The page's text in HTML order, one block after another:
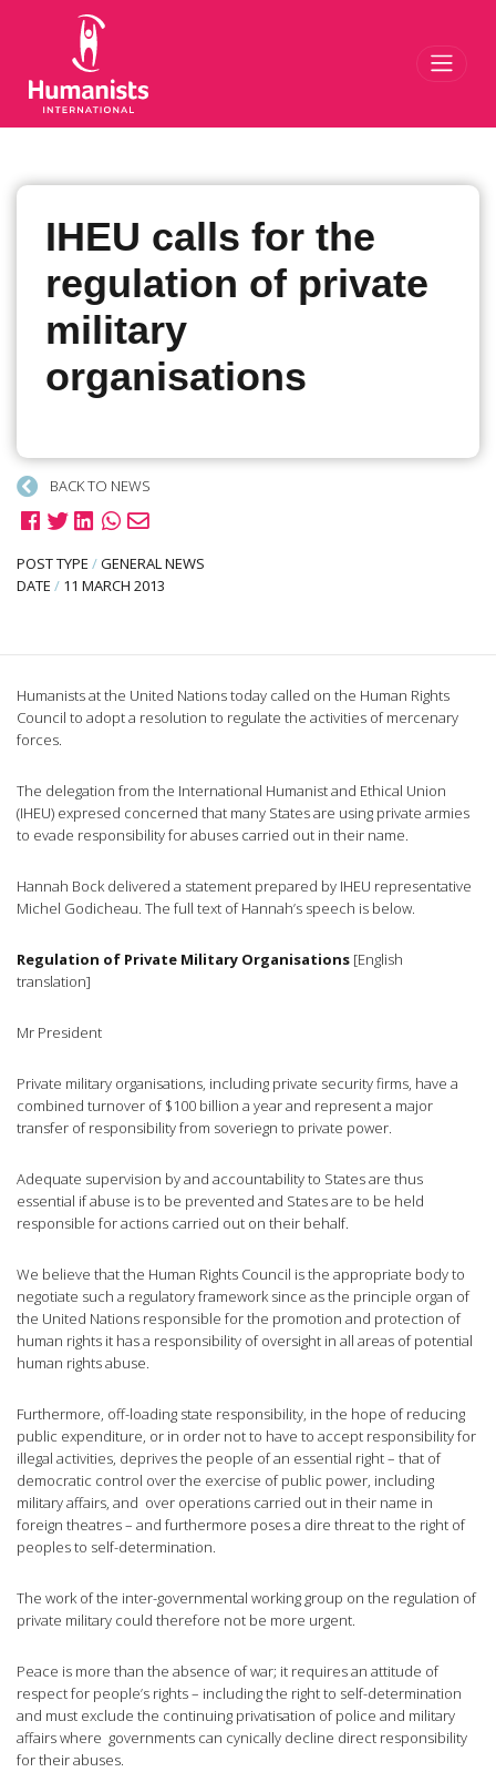
IHEU calls for the
regulation of private
military
organisations
BACK TO NEWS
POST TYPE /GENERAL NEWS
DATE / 11 MARCH 2013
Humanists at the United Nations today called on the Human Rights
Council to adopt a resolution to regulate the activities of mercenary
forces.
The delegation from the International Humanist and Ethical Union
(IHEU) expresed concerned that many States are using private armies
to evade responsibility for abuses carried out in their name.
Hannah Bock delivered a statement prepared by IHEU representative
Michel Godicheau. The full text of Hannah’s speech is below.
Regulation of Private Military Organisations [English
translation]
Mr President
Private military organisations, including private security firms, have a
combined turnover of $100 billion a year and represent a major
transfer of responsibility from soveriegn to private power.
Adequate supervision by and accountability to States are thus
essential if abuse is to be prevented and States are to be held
responsible for actions carried out on their behalf.
We believe that the Human Rights Council is the appropriate body to
negotiate such a regulatory framework since as the principle organ of
the United Nations responsible for the promotion and protection of
human rights it has a responsibility of oversight in all areas of potential
human rights abuse.
Furthermore, off-loading state responsibility, in the hope of reducing
public expenditure, or in order not to have to accept responsibility for
illegal activities, deprives the people of an essential right – that of
democratic control over the exercise of public power, including
military affairs, and over operations carried out in their name in
foreign theatres – and furthermore poses a dire threat to the right of
peoples to self-determination.
The work of the inter-governmental working group on the regulation of
private military could therefore not be more urgent.
Peace is more than the absence of war; it requires an attitude of
respect for people’s rights – including the right to self-determination
and must exclude the continuing privatisation of police and military
affairs where governments can cynically decline direct responsibility
for their abuses.